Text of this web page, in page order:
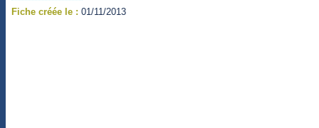
Fiche créée le : 01/11/2013